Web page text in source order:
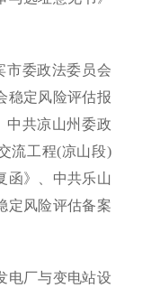
市委政法委员会
稳定风险评估报
中共凉山州委政
流工程(凉山段)
函》、中共乐山
定风险评估备案
电厂与变电站设